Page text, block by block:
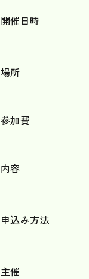
開催日時
場所
参加費
内容
申込み方法
主催